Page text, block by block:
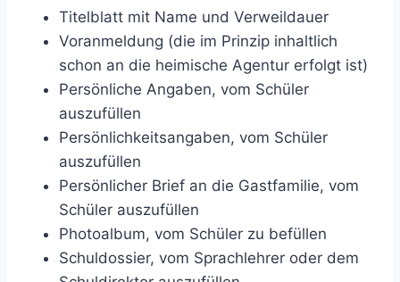
Titelblatt mit Name und Verweildauer
Voranmeldung (die im Prinzip inhaltlich
schon an die heimische Agentur erfolgt ist)
Persönliche Angaben, vom Schüler
auszufüllen
Persönlichkeitsangaben, vom Schüler
auszufüllen
Persönlicher Brief an die Gastfamilie, vom
Schüler auszufüllen
Photoalbum, vom Schüler zu befüllen
Schuldossier, vom Sprachlehrer oder dem